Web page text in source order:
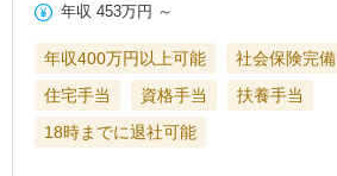
年収 453万円 ～
年収400万円以上可能 社会保険完備
住宅手当
資格手当
扶養手当
18時までに退社可能